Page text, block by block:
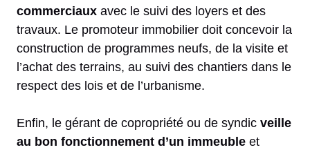
commerciaux avec le suivi des loyers et des
travaux. Le promoteur immobilier doit concevoir la
construction de programmes neufs, de la visite et
l’achat des terrains, au suivi des chantiers dans le
respect des lois et de l’urbanisme.
Enfin, le gérant de copropriété ou de syndic veille
au bon fonctionnement d’un immeuble et